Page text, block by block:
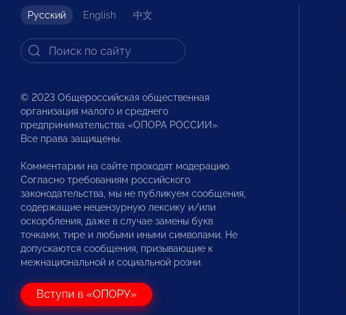
Русский English 中文
© 2023 Общероссийская общественная
организация малого и среднего
предпринимательства «ОПОРА РОССИИ».
Все права защищены.
Комментарии на сайте проходят модерацию.
Согласно требованиям российского
законодательства, мы не публикуем сообщения,
содержащие нецензурную лексику и/или
оскорбления, даже в случае замены букв
точками, тире и любыми иными символами. Не
допускаются сообщения, призывающие к
межнациональной и социальной розни.
Вступи в «ОПОРУ»